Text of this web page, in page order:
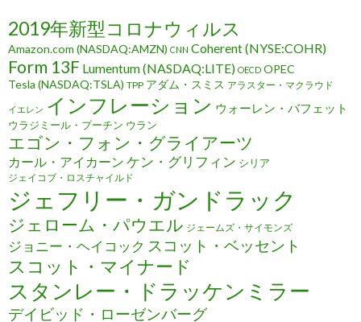
2019年新型コロナウィルス
Amazon.com (NASDAQ:AMZN) CNN Coherent (NYSE:COHR)
Form 13F Lumentum (NASDAQ:LITE) OECD OPEC
Tesla (NASDAQ:TSLA) TPP アダム・スミス アラスター・マクラウド
イエレン インフレーション ウォーレン・バフェット
ウラジミール・プーチン ウラン
エゴン・フォン・グライアーツ
カール・アイカーン ケン・グリフィン シリア
ジェイコブ・ロスチャイルド
ジェフリー・ガンドラック
ジェローム・パウエル ジェームズ・サイモンズ
ジョニー・ヘイコック スコット・ベッセント
スコット・マイナード
スタンレー・ドラッケンミラー
デイビッド・ローゼンバーグ